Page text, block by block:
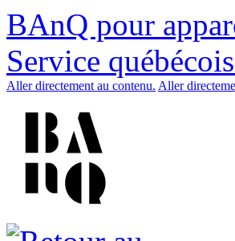
BAnQ pour
Service
Aller directement au contenu. Aller